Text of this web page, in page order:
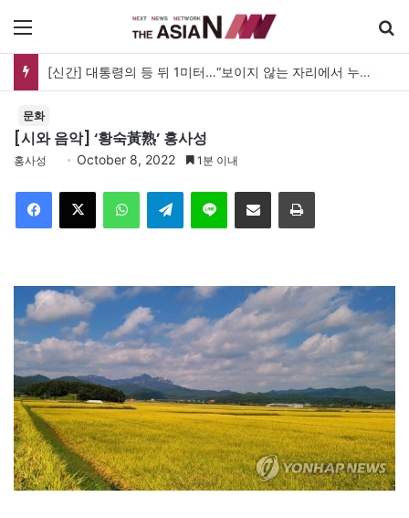
[신간] 대통령의 등 뒤 1미터…“보이지 않는 자리에서 누구를 지킨다는 것”
문화
[시와 음악] ‘황숙黃熟’ 홍사성
홍사성 October 8, 2022 1분 이내
Telegram 이메일